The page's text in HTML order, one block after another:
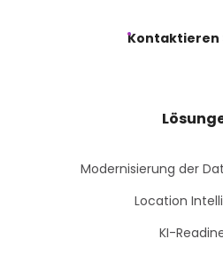
Kontaktieren
Modernisierung der
Location
KI-